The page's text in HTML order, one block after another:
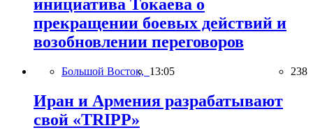
инициатива Токаева о
прекращении боевых действий и
возобновлении переговоров
Большой Восток, 13:05 238
Иран и Армения разрабатывают
свой «TRIPP»